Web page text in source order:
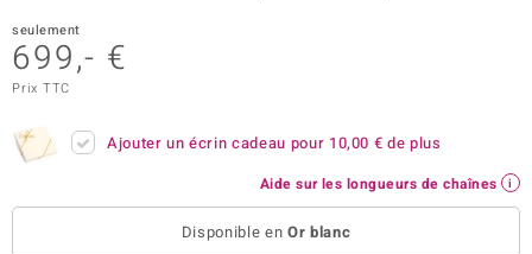
seulement
699,- €
Prix TTC
Ajouter un écrin cadeau pour 10,00 € de plus
Aide sur les longueurs de chaînes
Disponible en Or blanc